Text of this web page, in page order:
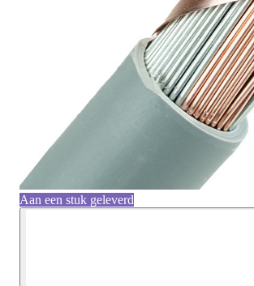
Aan een stuk geleverd